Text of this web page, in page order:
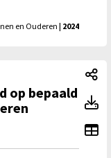
en Ouderen | 2024
op bepaald